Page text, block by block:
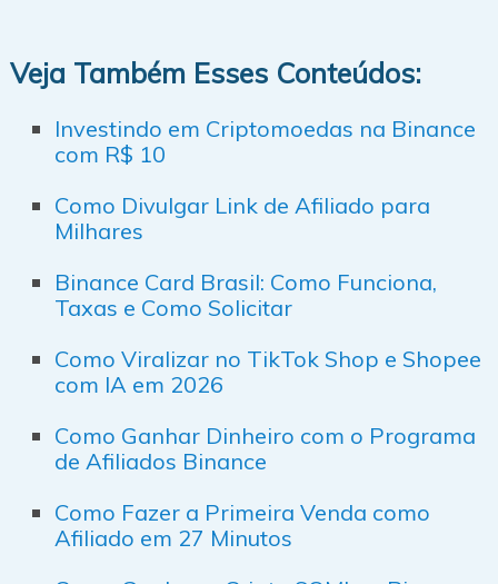
Veja Também Esses Conteúdos:
Investindo em Criptomoedas na Binance
com R$ 10
Como Divulgar Link de Afiliado para
Milhares
Binance Card Brasil: Como Funciona,
Taxas e Como Solicitar
Como Viralizar no TikTok Shop e Shopee
com IA em 2026
Como Ganhar Dinheiro com o Programa
de Afiliados Binance
Como Fazer a Primeira Venda como
Afiliado em 27 Minutos